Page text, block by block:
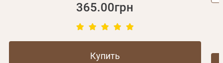
365.00грн
Купить